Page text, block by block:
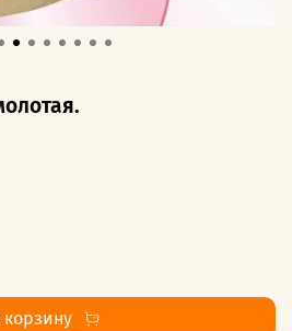
корзину